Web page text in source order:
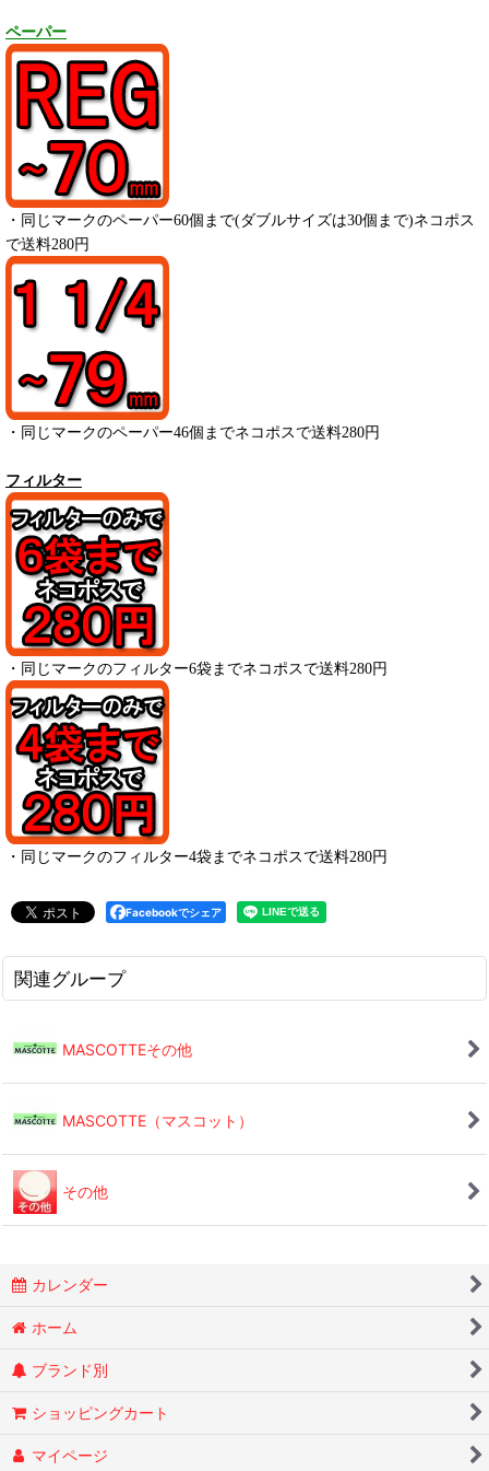
ペーパー
・ 同じマークのペーパー60個まで(ダブルサイズは30個まで)ネコポス
で送料280円
・ 同じマークのペーパー46個までネコポスで送料280円
フィルター
・ 同じマークのフィルター6袋までネコポスで送料280円
・ 同じマークのフィルター4袋までネコポスで送料280円
Facebookでシェア
関連グループ
MASCOTTEその他
MASCOTTE（マスコット）
その他
カレンダー
ホーム
ブランド別
ショッピングカート
マイページ